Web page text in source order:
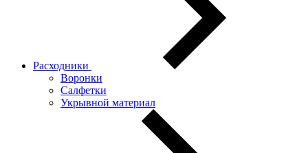
Расходники
Воронки
Салфетки
Укрывной материал